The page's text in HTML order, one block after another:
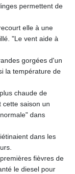
permettent de
elle à une
"Le vent aide à
gorgées d'un
la température de
chaude de
cette saison un
dans
dans les
fièvres de
le diesel pour